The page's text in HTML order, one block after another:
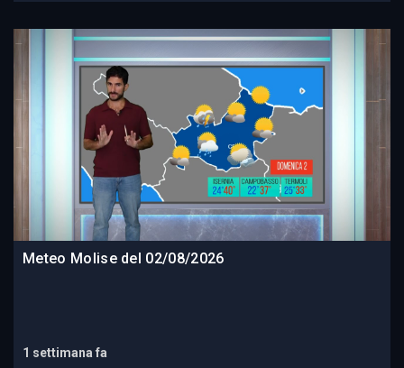
Meteo Molise del 02/08/2026
1 settimana fa